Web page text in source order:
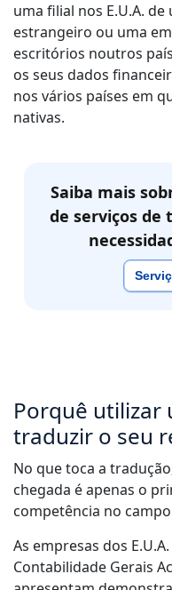
uma filial nos E.U.A.
estrangeiro ou uma
escritórios noutros
os seus dados
nos vários países em
nativas.
Saiba mais
de serviços de
Porquê utilizar
traduzir o seu
No que toca a
chegada é apenas o
competência no
As empresas dos
Contabilidade Gerais